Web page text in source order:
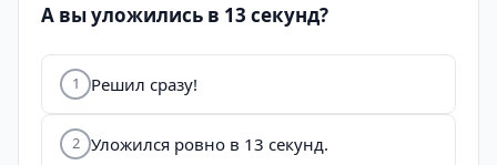
А вы уложились в 13 секунд?
1 Решил сразу!
2 Уложился ровно в 13 секунд.